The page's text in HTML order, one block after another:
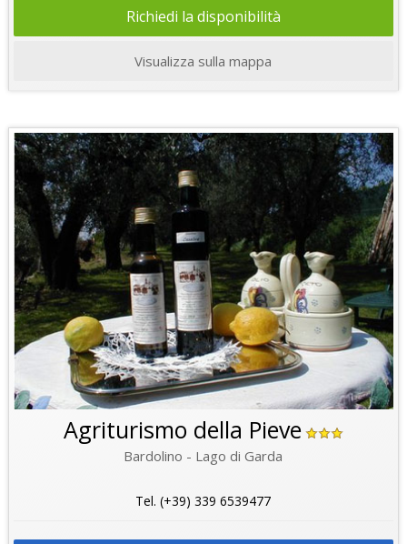
Richiedi la disponibilità
Visualizza sulla mappa
Agriturismo della Pieve
Bardolino - Lago di Garda
Tel. (+39) 339 6539477